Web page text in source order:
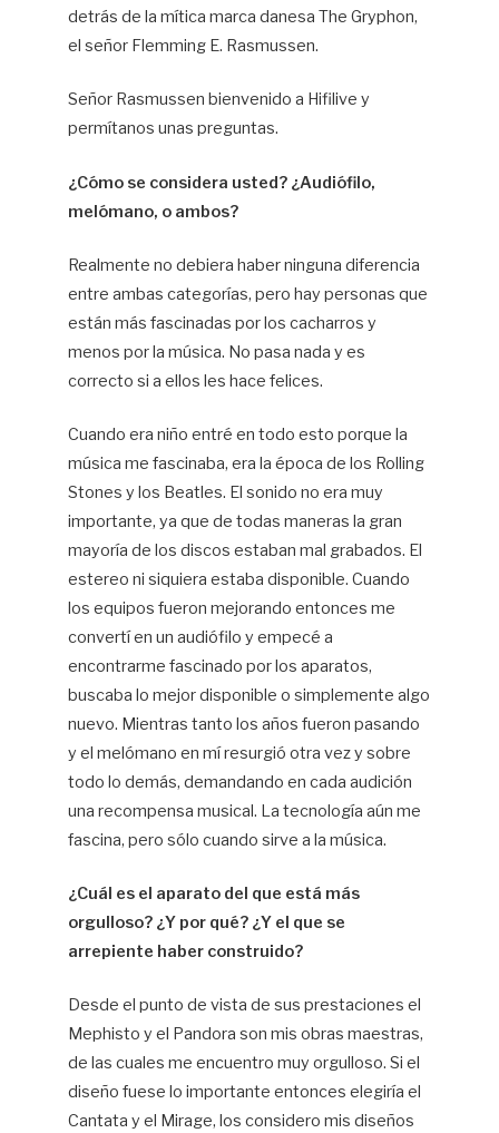
detrás de la mítica marca danesa The Gryphon,
el señor Flemming E. Rasmussen.
Señor Rasmussen bienvenido a Hifilive y
permítanos unas preguntas.
¿Cómo se considera usted? ¿Audiófilo,
melómano, o ambos?
Realmente no debiera haber ninguna diferencia
entre ambas categorías, pero hay personas que
están más fascinadas por los cacharros y
menos por la música. No pasa nada y es
correcto si a ellos les hace felices.
Cuando era niño entré en todo esto porque la
música me fascinaba, era la época de los Rolling
Stones y los Beatles. El sonido no era muy
importante, ya que de todas maneras la gran
mayoría de los discos estaban mal grabados. El
estereo ni siquiera estaba disponible. Cuando
los equipos fueron mejorando entonces me
convertí en un audiófilo y empecé a
encontrarme fascinado por los aparatos,
buscaba lo mejor disponible o simplemente algo
nuevo. Mientras tanto los años fueron pasando
y el melómano en mí resurgió otra vez y sobre
todo lo demás, demandando en cada audición
una recompensa musical. La tecnología aún me
fascina, pero sólo cuando sirve a la música.
¿Cuál es el aparato del que está más
orgulloso? ¿Y por qué? ¿Y el que se
arrepiente haber construido?
Desde el punto de vista de sus prestaciones el
Mephisto y el Pandora son mis obras maestras,
de las cuales me encuentro muy orgulloso. Si el
diseño fuese lo importante entonces elegiría el
Cantata y el Mirage, los considero mis diseños